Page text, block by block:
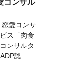
コンサル
恋愛コンサ
ス「肉食
ンサルタ
認...